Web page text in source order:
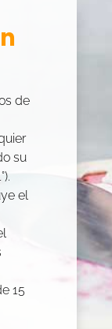
de
su
el
15